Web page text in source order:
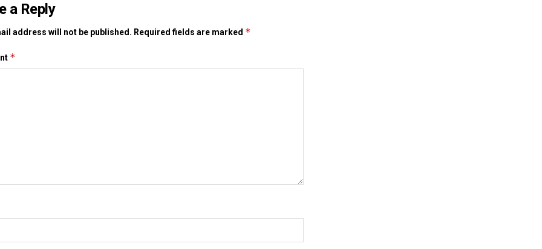
a Reply
address will not be published. Required fields are marked *
*